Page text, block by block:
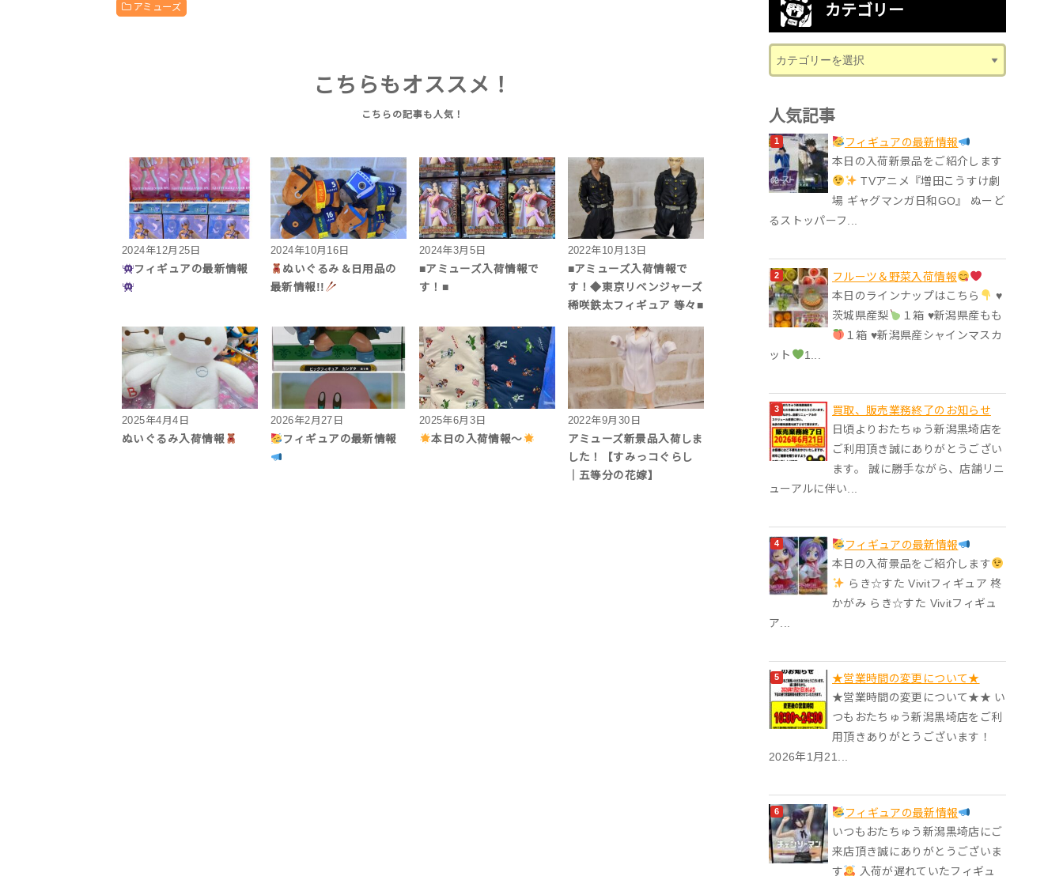
アミューズ
こちらもオススメ！
2024年12月25日
フィギュアの最新情報
2024年10月16日
ぬいぐるみ＆日用品の
最新情報!!
2024年3月5日
■アミューズ入荷情報で
す！■
2022年10月13日
■アミューズ入荷情報で
す！◆東京リベンジャーズ
稀咲鉄太フィギュア 等々■
2025年4月4日
ぬいぐるみ入荷情報
2026年2月27日
フィギュアの最新情報
2025年6月3日
本日の入荷情報〜
2022年9月30日
アミューズ新景品入荷しま
した！【すみっコぐらし
｜五等分の花嫁】
カテゴリー
人気記事
フィギュアの最新情報
本日の入荷新景品をご紹介します
TVアニメ『増田こうすけ劇
場 ギャグマンガ日和GO』 ぬーど
るストッパーフ...
フルーツ＆野菜入荷情報
本日のラインナップはこちら
♥︎
茨城県産梨
１箱 ♥︎新潟県産もも
１箱 ♥︎新潟県産シャインマスカ
ット
1...
買取、販売業務終了のお知らせ
日頃よりおたちゅう新潟黒埼店を
ご利用頂き誠にありがとうござい
ます。 誠に勝手ながら、店舗リニ
ューアルに伴い...
フィギュアの最新情報
本日の入荷景品をご紹介します
らき☆すた Vivitフィギュア 柊
かがみ らき☆すた Vivitフィギュ
ア...
★営業時間の変更について★
★営業時間の変更について★★ い
つもおたちゅう新潟黒埼店をご利
用頂きありがとうございます！
2026年1月21...
フィギュアの最新情報
いつもおたちゅう新潟黒埼店にご
来店頂き誠にありがとうございま
す
入荷が遅れていたフィギュ